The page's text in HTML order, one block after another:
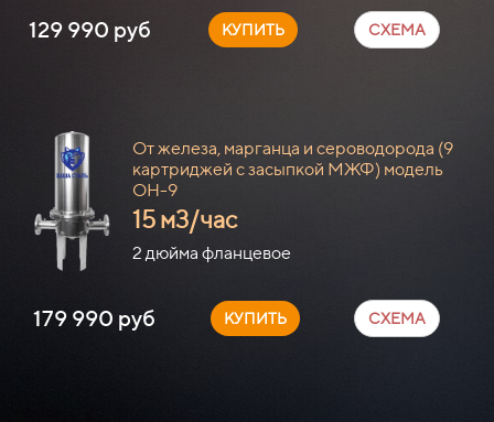
129 990 руб КУПИТЬ СХЕМА
От железа, марганца и сероводорода (9
картриджей с засыпкой МЖФ) модель
ОН-9
15 м3/час
2 дюйма фланцевое
179 990 руб КУПИТЬ СХЕМА